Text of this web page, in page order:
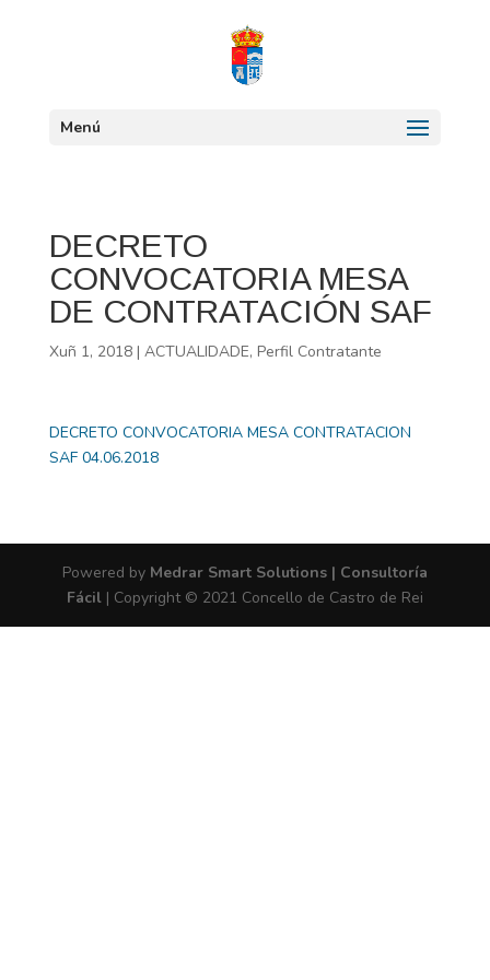
Menú
DECRETO
CONVOCATORIA MESA
DE CONTRATACIÓN SAF
Xuñ 1, 2018| ACTUALIDADE, Perfil Contratante
DECRETO CONVOCATORIA MESA CONTRATACION
SAF 04.06.2018
Powered by Medrar Smart Solutions | Consultoría
Fácil| Copyright © 2021 Concello de Castro de Rei